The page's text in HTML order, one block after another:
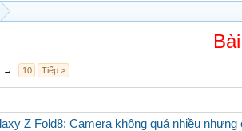
→ 10 Tiếp >
Z Fold8: Camera không quá nhiều nhưng